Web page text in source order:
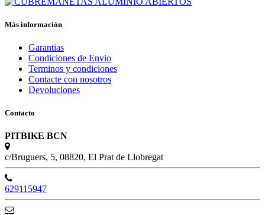
Más información
Garantias
Condiciones de Envio
Terminos y condiciones
Contacte con nosotros
Devoluciones
Contacto
PITBIKE BCN
c/Bruguers, 5, 08820, El Prat de Llobregat
629115947